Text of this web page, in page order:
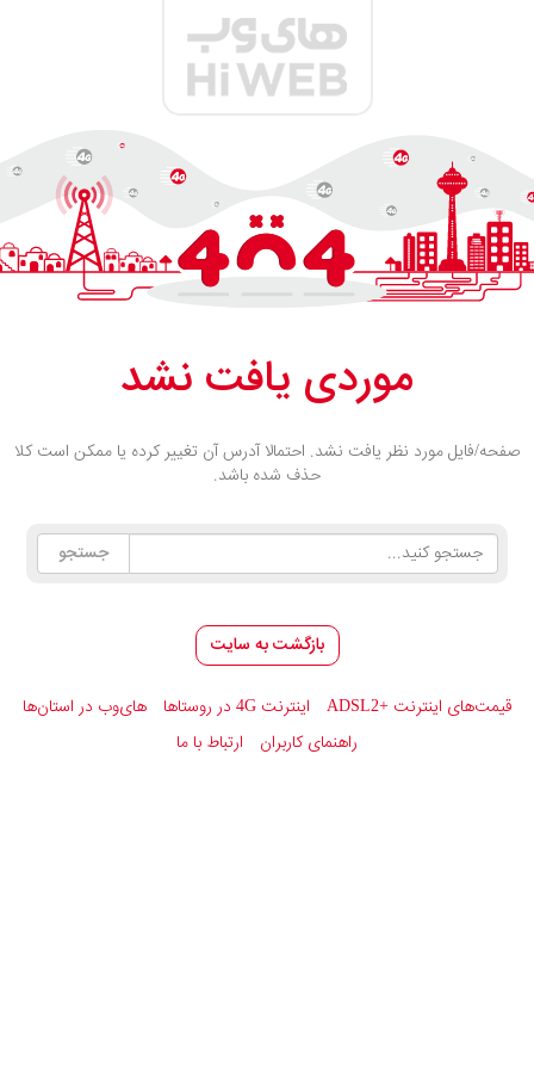
موردی یافت نشد
صفحه/فایل مورد نظر یافت نشد. احتمالا آدرس آن تغییر کرده یا ممکن است کلا
حذف شده باشد.
بازگشت به سایت
قیمت‌های اینترنتADSL2+ اینترنت 4G در روستاها
های‌وب در استان‌ها
راهنمای کاربران
ارتباط با ما